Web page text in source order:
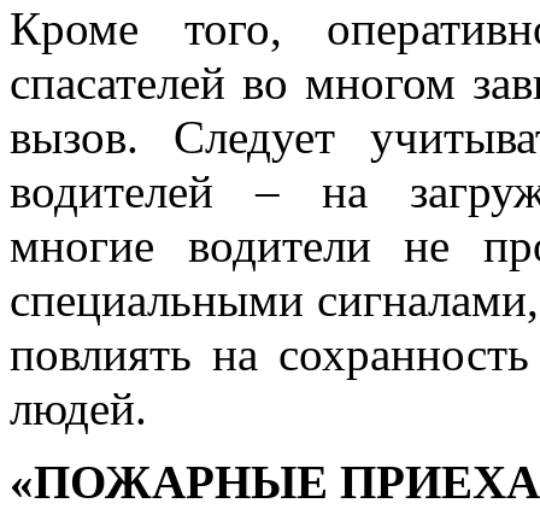
Кроме того,
спасателей во многом
вызов. Следует
водителей – на
многие водители не
специальными
повлиять на
людей.
«ПОЖАРНЫЕ